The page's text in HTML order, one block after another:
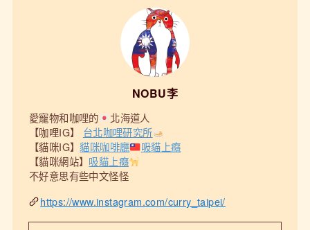
NOBU李
愛寵物和咖哩的
北海道人
【咖哩IG】 台北咖哩研究所
【貓咪IG】貓咪咖啡廳
吸貓上癮
【貓咪網站】 吸貓上癮
不好意思有些中文怪怪
https://www.instagram.com/curry_taipei/